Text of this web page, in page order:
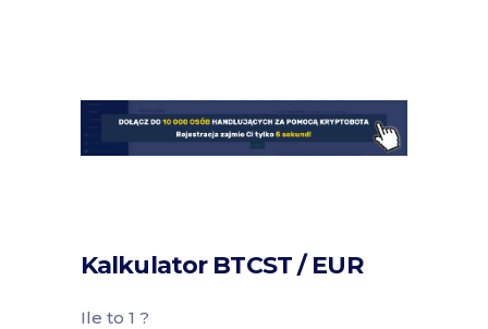
Kalkulator BTCST / EUR
Ile to 1 ?